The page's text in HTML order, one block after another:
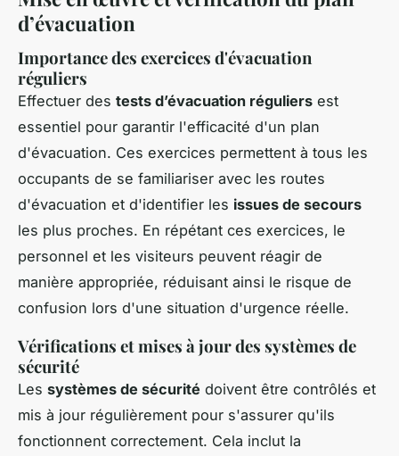
d’évacuation
Importance des exercices d'évacuation
réguliers
Effectuer des tests d’évacuation réguliers est
essentiel pour garantir l'efficacité d'un plan
d'évacuation. Ces exercices permettent à tous les
occupants de se familiariser avec les routes
d'évacuation et d'identifier les issues de secours
les plus proches. En répétant ces exercices, le
personnel et les visiteurs peuvent réagir de
manière appropriée, réduisant ainsi le risque de
confusion lors d'une situation d'urgence réelle.
Vérifications et mises à jour des systèmes de
sécurité
Les systèmes de sécurité doivent être contrôlés et
mis à jour régulièrement pour s'assurer qu'ils
fonctionnent correctement. Cela inclut la